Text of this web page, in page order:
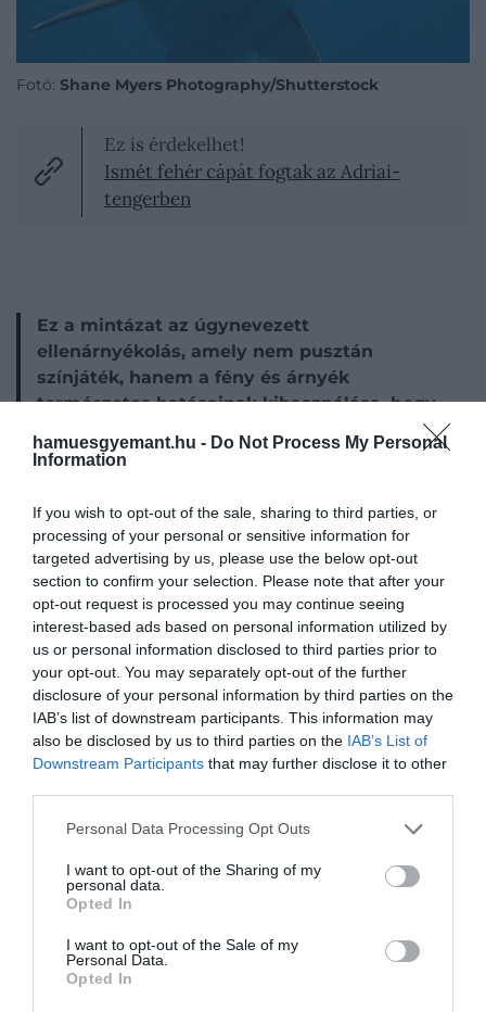
hamuesgyemant.hu - Do Not Process My Personal
Information
If you wish to opt-out of the sale, sharing to third parties, or
processing of your personal or sensitive information for
targeted advertising by us, please use the below opt-out
section to confirm your selection. Please note that after your
opt-out request is processed you may continue seeing
interest-based ads based on personal information utilized by
us or personal information disclosed to third parties prior to
your opt-out. You may separately opt-out of the further
disclosure of your personal information by third parties on the
IAB’s list of downstream participants. This information may
also be disclosed by us to third parties on the IAB’s List of
Downstream Participants that may further disclose it to other
Please note that this website/app uses one or more Google
not limited to your visit or usage behaviour. You may click to
grant or deny consent to Google and its third-party tags to
use your data for below specified purposes in below Google
consent section.
Personal Data Processing Opt Outs
I want to opt-out of the Sharing of my
personal data.
Opted In
I want to opt-out of the Sale of my
Personal Data.
Opted In
Fotó: Shane Myers Photography/Shutterstock
Ez is érdekelhet!
Ismét fehér cápát fogtak az Adriai-
tengerben
Ez a mintázat az úgynevezett
ellenárnyékolás, amely nem pusztán
színjáték, hanem a fény és árnyék
természetes hatásainak kihasználása, hogy
részletesen leírta az ellenárnyékolás elvét, így
fogalmazott:
Ha egy tárgyat úgy színeznek, hogy tónusai
ellentétes árnyalati és színbeli átmenetet
alkotnak a rávetülő fény természetes
hatásával, a tárgy tökéletesen laposnak
tűnik. Ilyenkor megtartja hosszát és
szélességét, de elveszíti minden
vastagságának látszatát; és ha a háttere
hasonló színű és mintázatú, rövid
távolságból lényegében felismerhetetlen.
Egyszerűbben fogalmazva:természetes fényben a
tárgyak felül világosabbak, alul sötétebbek.
rendkívül megnehezíti a pontos észlelését. Ez a
trükk nem ismeretlen a történelemben: